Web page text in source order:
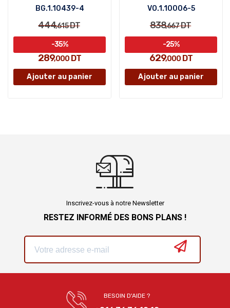
BG.1.10439-4
444,615DT
289,000 DT
-35%
Ajouter au panier
VO.1.10006-5
838,667DT
629,000 DT
-25%
Ajouter au panier
Inscrivez-vous à notre Newsletter
RESTEZ INFORMÉ DES BONS PLANS !
BESOIN D'AIDE ?